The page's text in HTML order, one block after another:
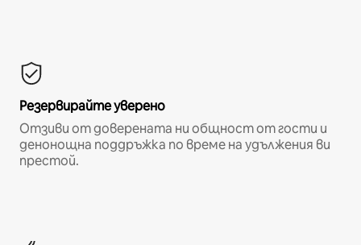
Резервирайте уверено
Отзиви от доверената ни общност от гости и
денонощна поддръжка по време на удължения ви
престой.